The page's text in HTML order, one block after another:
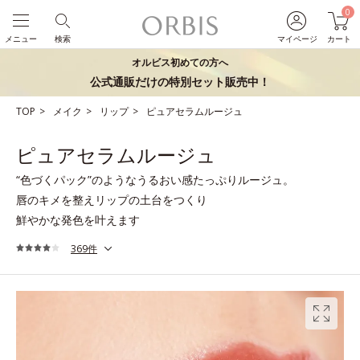
マイページ
0
カート
検索
メニュー
オルビス初めての方へ
公式通販だけの特別セット販売中！
TOP メイク リップ ピュアセラムルージュ
ピュアセラムルージュ
“色づくパック”のようなうるおい感たっぷりルージュ。
唇のキメを整えリップの土台をつくり
鮮やかな発色を叶えます
369件